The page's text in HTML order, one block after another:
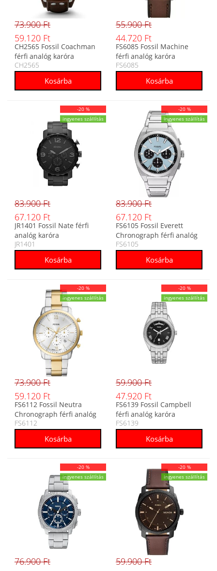
73.900 Ft
59.120 Ft
CH2565 Fossil Coachman
férfi analóg karóra
CH2565
55.900 Ft
44.720 Ft
FS6085 Fossil Machine
férfi analóg karóra
FS6085
-20 %
ingyenes szállítás
83.900 Ft
67.120 Ft
JR1401 Fossil Nate férfi
analóg karóra
JR1401
-20 %
ingyenes szállítás
83.900 Ft
67.120 Ft
FS6105 Fossil Everett
Chronograph férfi analóg
karóra
FS6105
-20 %
ingyenes szállítás
73.900 Ft
59.120 Ft
FS6112 Fossil Neutra
Chronograph férfi analóg
karóra
FS6112
-20 %
ingyenes szállítás
59.900 Ft
47.920 Ft
FS6139 Fossil Campbell
férfi analóg karóra
FS6139
-20 %
ingyenes szállítás
76.900 Ft
-20 %
ingyenes szállítás
59.900 Ft